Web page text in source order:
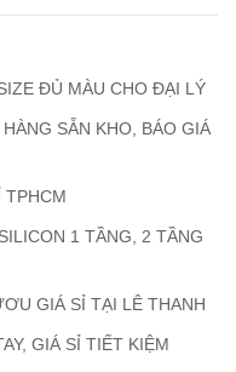
ĐỦ MÀU CHO ĐẠI LÝ
SẴN KHO, BÁO GIÁ
TPHCM
1 TẦNG, 2 TẦNG
GIÁ SỈ TẠI LÊ THANH
GIÁ SỈ TIẾT KIỆM